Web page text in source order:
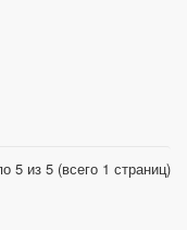
5 из 5 (всего 1 страниц)